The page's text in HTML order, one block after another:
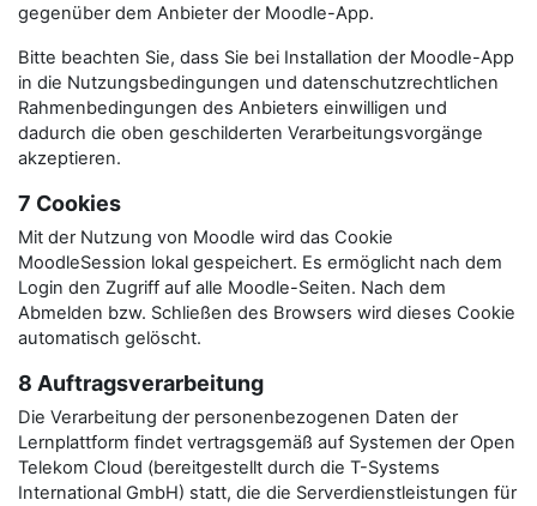
gegenüber dem Anbieter der Moodle-App.
Bitte beachten Sie, dass Sie bei Installation der Moodle-App
in die Nutzungsbedingungen und datenschutzrechtlichen
Rahmenbedingungen des Anbieters einwilligen und
dadurch die oben geschilderten Verarbeitungsvorgänge
akzeptieren.
7 Cookies
Mit der Nutzung von Moodle wird das Cookie
MoodleSession lokal gespeichert. Es ermöglicht nach dem
Login den Zugriff auf alle Moodle-Seiten. Nach dem
Abmelden bzw. Schließen des Browsers wird dieses Cookie
automatisch gelöscht.
8 Auftragsverarbeitung
Die Verarbeitung der personenbezogenen Daten der
Lernplattform findet vertragsgemäß auf Systemen der Open
Telekom Cloud (bereitgestellt durch die T-Systems
International GmbH) statt, die die Serverdienstleistungen für